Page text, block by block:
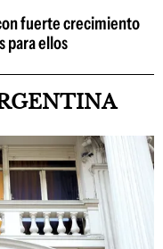
fuerte crecimiento
para ellos